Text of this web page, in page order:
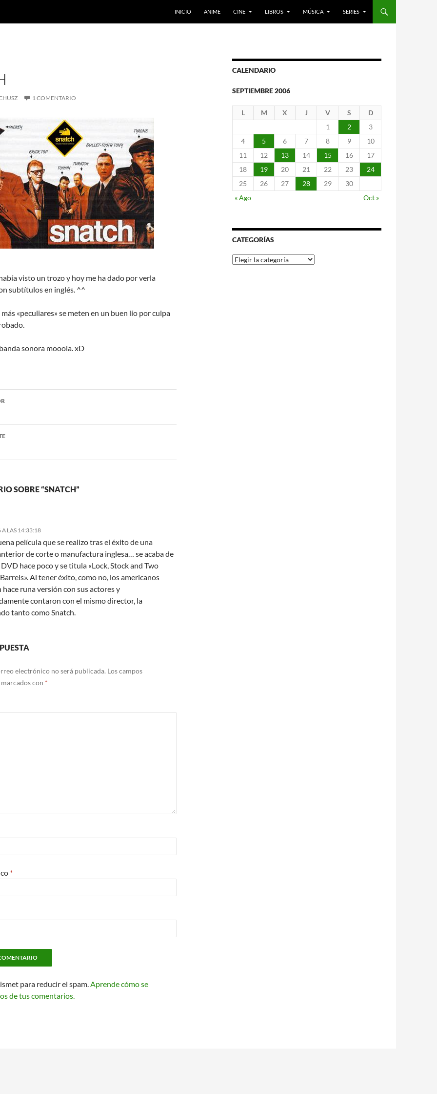
INICIO ANIME CINE LIBROS MÚSICA SERIES
1 COMENTARIO
visto un trozo y hoy me ha dado por verla
subtítulos en inglés. ^^
«peculiares» se meten en un buen lío por culpa
sonora mooola. xD
SOBRE “SNATCH”
LAS 14:33:18
película que se realizo tras el éxito de una
de corte o manufactura inglesa… se acaba de
hace poco y se titula «Lock, Stock and Two
Al tener éxito, como no, los americanos
runa versión con sus actores y
contaron con el mismo director, la
tanto como Snatch.
electrónico no será publicada. Los campos
con *
*
para reducir el spam.Aprende cómo se
de tus comentarios.
CALENDARIO
SEPTIEMBRE 2006
L M X J V S
D
1
2
3
4
5 6 7 8 9
10
11
12 13 14 15 16
17
18
19 20 21 22 23
24
25
26 27 28 29
30
« Ago
Oct »
CATEGORÍAS
Categorías